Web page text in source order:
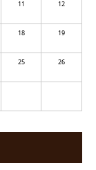
11 12
18 19
25 26